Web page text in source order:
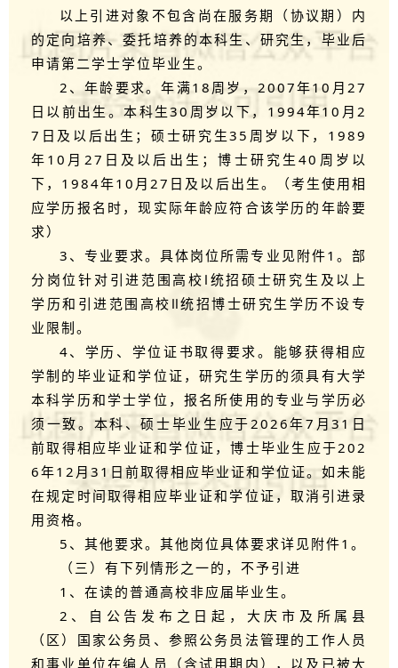
以上引进对象不包含尚在服务期（协议期）内
的定向培养、委托培养的本科生、研究生，毕业后
申请第二学士学位毕业生。
2、年龄要求。年满18周岁，2007年10月27
日以前出生。本科生30周岁以下，1994年10月2
7日及以后出生；硕士研究生35周岁以下，1989
年10月27日及以后出生；博士研究生40周岁以
下，1984年10月27日及以后出生。（考生使用相
应学历报名时，现实际年龄应符合该学历的年龄要
求）
3、专业要求。具体岗位所需专业见附件1。部
分岗位针对引进范围高校Ⅰ统招硕士研究生及以上
学历和引进范围高校Ⅱ统招博士研究生学历不设专
业限制。
4、学历、学位证书取得要求。能够获得相应
学制的毕业证和学位证，研究生学历的须具有大学
本科学历和学士学位，报名所使用的专业与学历必
须一致。本科、硕士毕业生应于2026年7月31日
前取得相应毕业证和学位证，博士毕业生应于202
6年12月31日前取得相应毕业证和学位证。如未能
在规定时间取得相应毕业证和学位证，取消引进录
用资格。
5、其他要求。其他岗位具体要求详见附件1。
（三）有下列情形之一的，不予引进
1、在读的普通高校非应届毕业生。
2、自公告发布之日起，大庆市及所属县
（区）国家公务员、参照公务员法管理的工作人员
和事业单位在编人员（含试用期内），以及已被大